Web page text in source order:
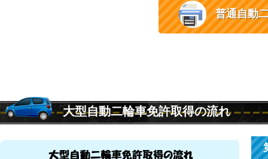
普通自動
大型自動二輪車免許取得の流れ